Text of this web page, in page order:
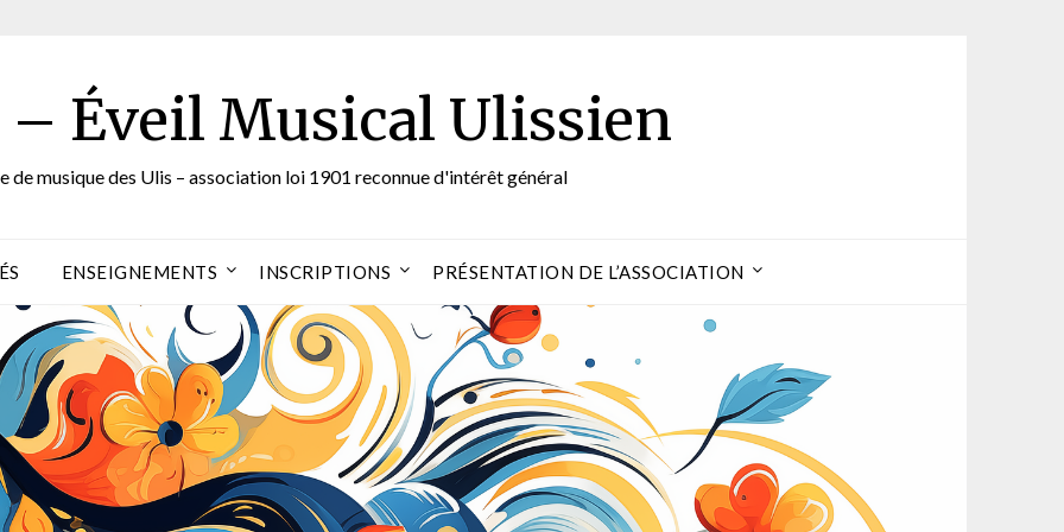
– Éveil Musical Ulissien
de musique des Ulis – association loi 1901 reconnue d'intérêt général
ENSEIGNEMENTS INSCRIPTIONS PRÉSENTATION DE L’ASSOCIATION